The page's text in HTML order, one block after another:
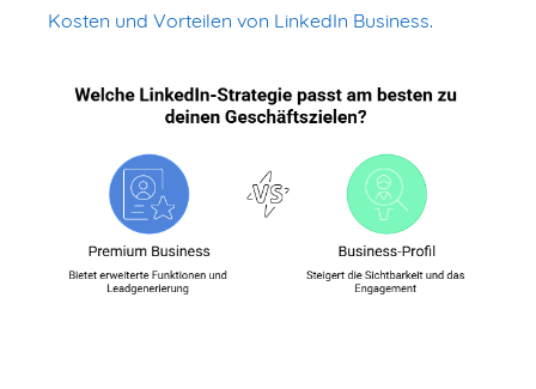
Kosten und Vorteilen von LinkedIn Business.